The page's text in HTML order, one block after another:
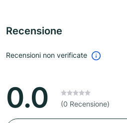
Recensione
Recensioni non verificate
0.0 (0 Recensione)